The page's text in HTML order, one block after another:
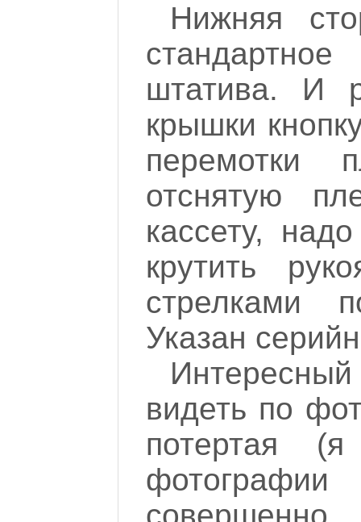
Нижняя
штатива. И
крышки
перемотки
отснятую
кассету,
крутить
стрелками
Указан
видеть по
потертая (я